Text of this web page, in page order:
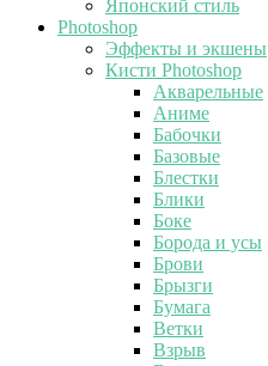
Японский стиль
Photoshop
Эффекты и экшены
Кисти Photoshop
Акварельные
Аниме
Бабочки
Базовые
Блестки
Блики
Боке
Борода и усы
Брови
Брызги
Бумага
Ветки
Взрыв